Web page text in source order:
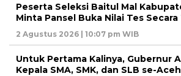
Peserta Seleksi Baitul Mal
Minta Pansel Buka Nilai Tes Secara
2 Agustus 2026 | 10:07 pm WIB
Untuk Pertama Kalinya, Gubernur
Kepala SMA, SMK, dan SLB se-Aceh